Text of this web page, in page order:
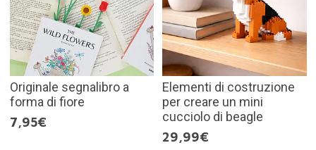
Originale segnalibro a
forma di fiore
7,95€
Elementi di costruzione
per creare un mini
cucciolo di beagle
29,99€